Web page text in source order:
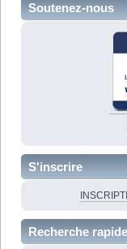
Soutenez-nous
S'inscrire
Recherche rapide